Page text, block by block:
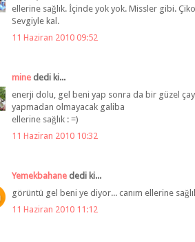
ellerine sağlık. İçinde yok yok. Missler gibi.
Sevgiyle kal.
11 Haziran 2010 09:52
mine dedi ki...
enerji dolu, gel beni yap sonra da bir güzel
yapmadan olmayacak galiba
ellerine sağlık : =)
11 Haziran 2010 10:32
Yemekbahane dedi ki...
görüntü gel beni ye diyor... canım ellerine
11 Haziran 2010 11:12